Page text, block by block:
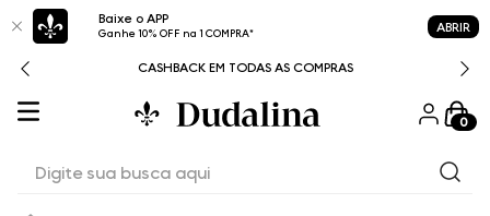
Baixe o APP
Ganhe 10% OFF na 1 COMPRA* ABRIR
CASHBACK EM TODAS AS COMPRAS
0